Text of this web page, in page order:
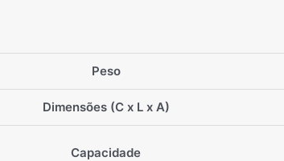
Peso
Dimensões (C x L x A)
Capacidade